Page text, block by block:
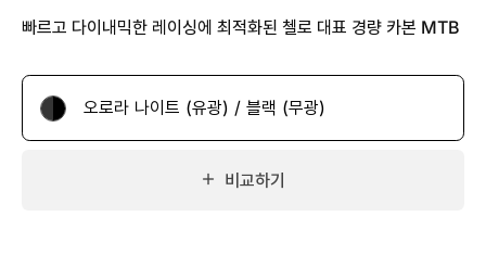
빠르고 다이내믹한 레이싱에 최적화된 첼로 대표 경량 카본 MTB
오로라 나이트 (유광) / 블랙 (무광)
비교하기